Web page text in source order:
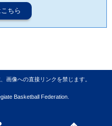
ちら
画像への直接リンクを禁じます。
Basketball Federation.